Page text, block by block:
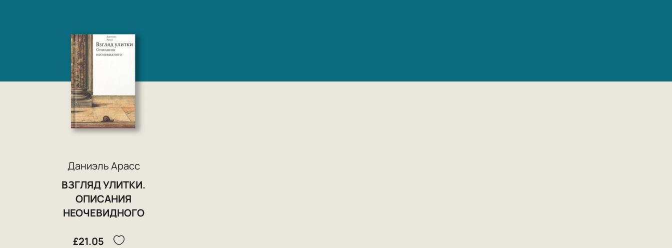
Даниэль Арасс
ВЗГЛЯД УЛИТКИ.
ОПИСАНИЯ
НЕОЧЕВИДНОГО
£21.05